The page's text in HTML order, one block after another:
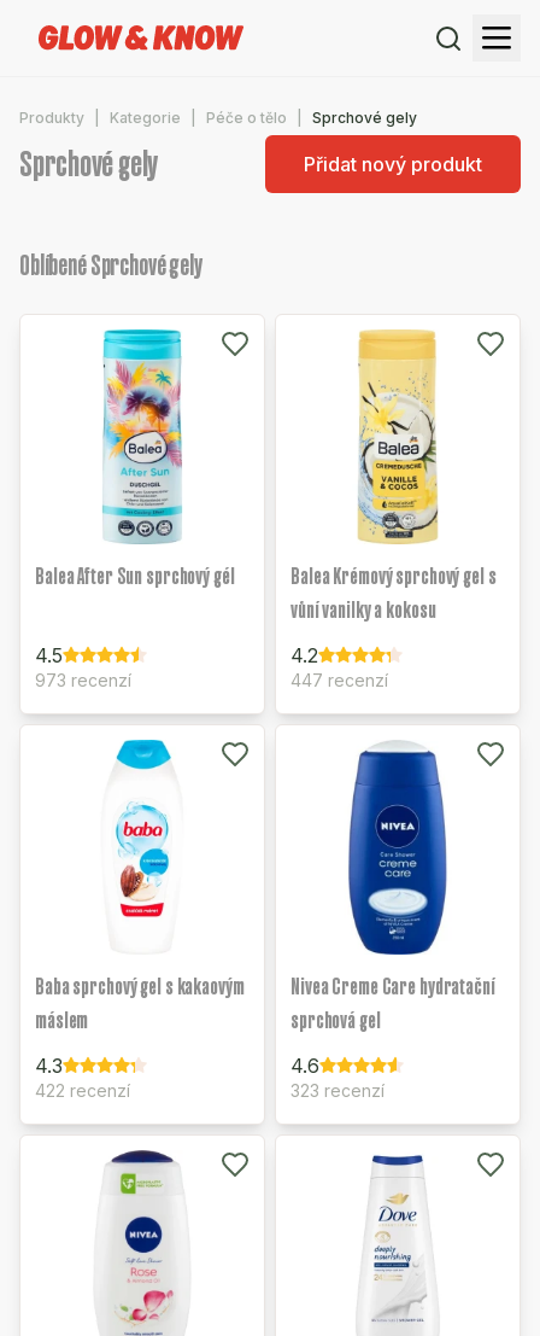
Produkty Kategorie Péče o tělo Sprchové gely
Sprchové gely Přidat nový produkt
Oblíbené Sprchové gely
Balea After Sun sprchový gél
4.5
973 recenzí
Balea Krémový sprchový gel s
vůní vanilky a kokosu
4.2
447 recenzí
Baba sprchový gel s kakaovým
máslem
4.3
422 recenzí
Nivea Creme Care hydratační
sprchová gel
4.6
323 recenzí